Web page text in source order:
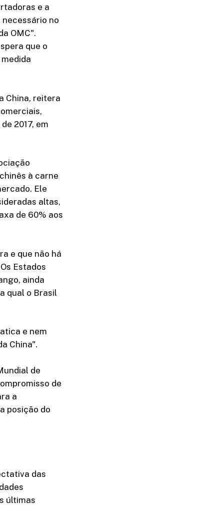
e a
no
OMC".
que o
China, reitera
2017, em
à carne
Ele
altas,
de 60% aos
e que não há
Estados
ainda
qual o Brasil
e nem
China".
de
de
a
posição do
das
últimas